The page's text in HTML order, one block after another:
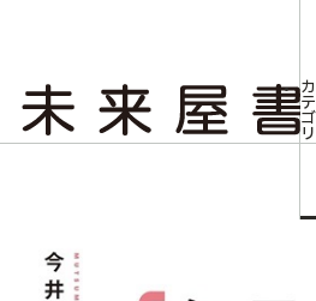
カ
テ
ゴ
リ
「何回説明し